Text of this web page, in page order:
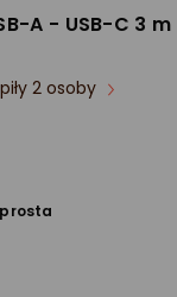
A - USB-C 3 m
2 osoby